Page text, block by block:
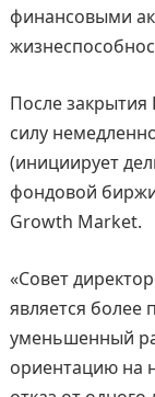
финансовыми
После закрытия
силу
(инициирует
фондовой
Growth Market.
«Совет
является
уменьшенный
ориентацию на